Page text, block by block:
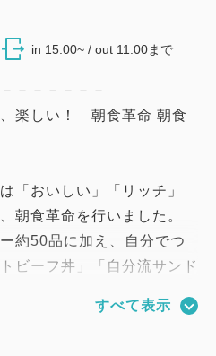
in 15:00~ / out 11:00まで
－－－－－－
楽しい！ 朝食革命 朝食
「おいしい」「リッチ」
朝食革命を行いました。
約50品に加え、自分でつ
ビーフ丼」「自分流サンド
すべて表示